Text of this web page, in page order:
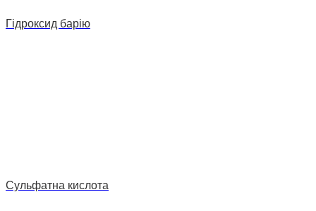
Гідроксид барію
Сульфатна кислота